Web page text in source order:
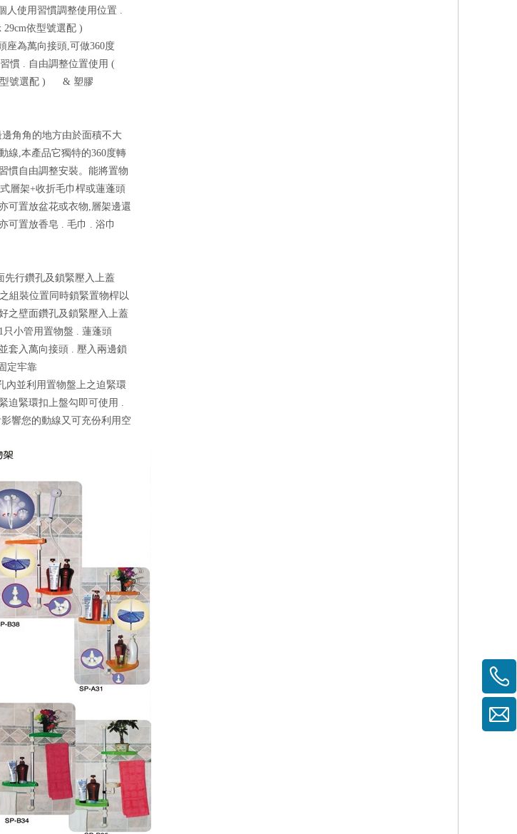
人使用習慣調整使用位置 .
依型號選配 )
為萬向接頭,可做360度
慣 . 自由調整位置使用 (
號選配 ) & 塑膠
角角的地方由於面積不大
線,本產品它獨特的360度轉
慣自由調整安裝。能將置物
層架+收折毛巾桿或蓮蓬頭
可置放盆花或衣物,層架邊還
可置放香皂 . 毛巾 . 浴巾
先行鑽孔及鎖緊壓入上蓋
組裝位置同時鎖緊置物桿以
之壁面鑽孔及鎖緊壓入上蓋
小管用置物盤 . 蓮蓬頭
套入萬向接頭 . 壓入兩邊鎖
定牢靠
內並利用置物盤上之迫緊環
迫緊環扣上盤勾即可使用 .
響您的動線又可充份利用空